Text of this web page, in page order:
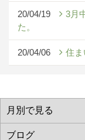
20/04/19
3月
た。
20/04/06 住ま